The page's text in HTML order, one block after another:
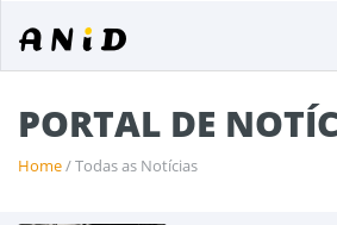
PORTAL DE
Home/ Todas as Notícias